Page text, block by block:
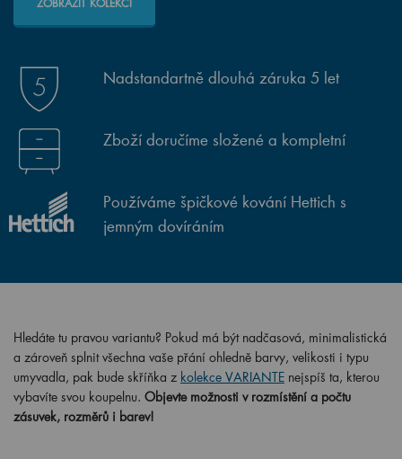
ZOBRAZIT KOLEKCI
Nadstandartně dlouhá záruka 5 let
Zboží doručíme složené a kompletní
Používáme špičkové kování Hettich s
jemným dovíráním
Hledáte tu pravou variantu? Pokud má být nadčasová, minimalistická
a zároveň splnit všechna vaše přání ohledně barvy, velikosti i typu
umyvadla, pak bude skříňka z kolekce VARIANTE nejspíš ta, kterou
vybavíte svou koupelnu. Objevte možnosti v rozmístění a počtu
zásuvek, rozměrů i barev!